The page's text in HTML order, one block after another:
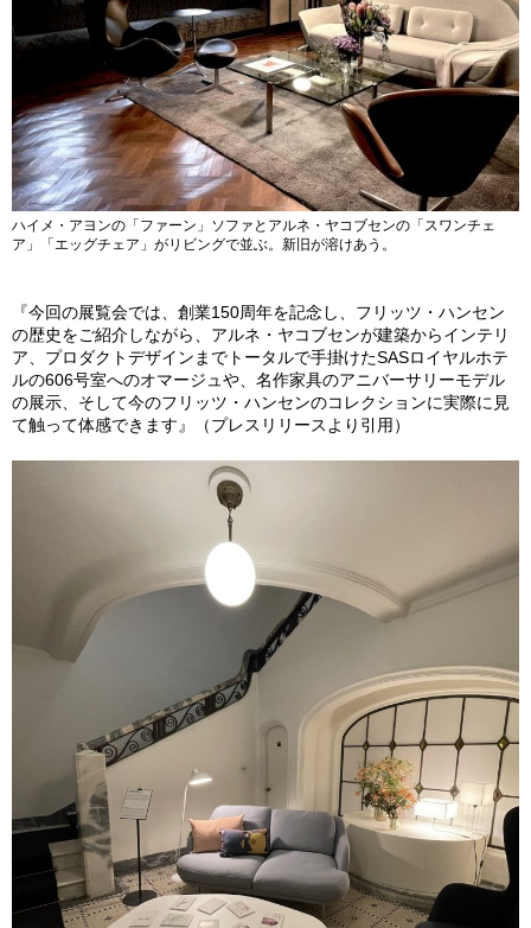
ハイメ・アヨンの「ファーン」ソファとアルネ・ヤコブセンの「スワンチェ
ア」「エッグチェア」がリビングで並ぶ。新旧が溶けあう。
『今回の展覧会では、創業150周年を記念し、フリッツ・ハンセン
の歴史をご紹介しながら、アルネ・ヤコブセンが建築からインテリ
ア、プロダクトデザインまでトータルで手掛けたSASロイヤルホテ
ルの606号室へのオマージュや、名作家具のアニバーサリーモデル
の展示、そして今のフリッツ・ハンセンのコレクションに実際に見
て触って体感できます』（プレスリリースより引用）